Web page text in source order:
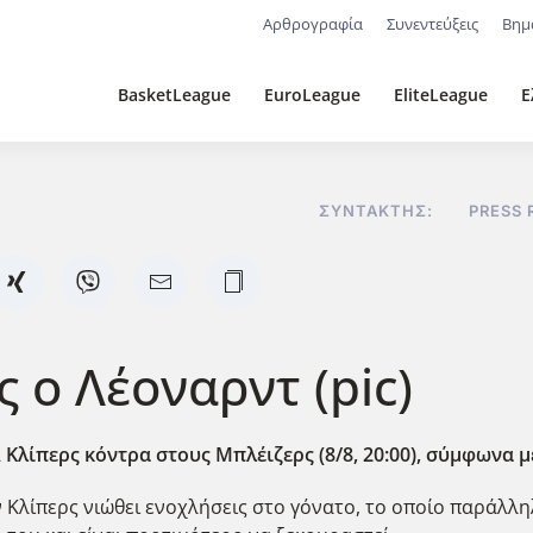
Αρθρογραφία Συνεντεύξεις
BasketLeague EuroLeague EliteLeague
ΣΥΝΤΆΚΤΗΣ: PRESS
ο Λέοναρντ (pic)
κόντρα στους Μπλέιζερς (8/8, 20:00), σύμφωνα
νιώθει ενοχλήσεις στο γόνατο, το οποίο